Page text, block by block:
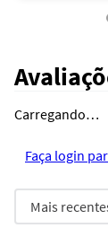
Carregando…
Faça login
Mais